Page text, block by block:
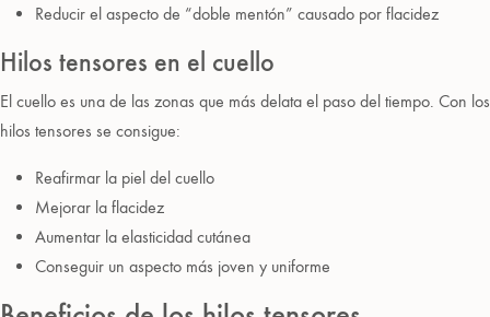
Reducir el aspecto de “doble mentón” causado por flacidez
Hilos tensores en el cuello
El cuello es una de las zonas que más delata el paso del tiempo. Con los
hilos tensores se consigue:
Reafirmar la piel del cuello
Mejorar la flacidez
Aumentar la elasticidad cutánea
Conseguir un aspecto más joven y uniforme